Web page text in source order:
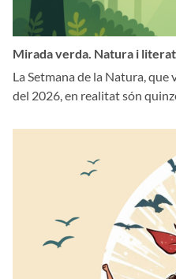
Mirada verda. Natura i
La Setmana de la Natura, que
del 2026, en realitat són